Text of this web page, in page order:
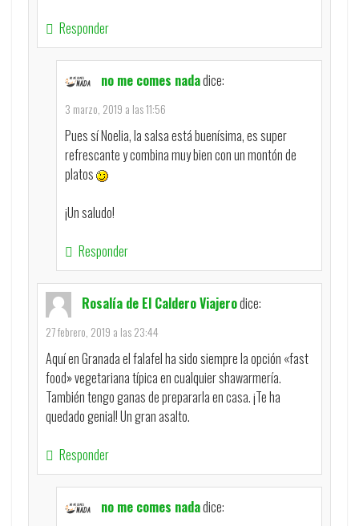
Responder
no me comes nadadice:
3 marzo, 2019 a las 11:56
Pues sí Noelia, la salsa está buenísima, es super
refrescante y combina muy bien con un montón de
platos
¡Un saludo!
Responder
Rosalía de El Caldero Viajerodice:
27 febrero, 2019 a las 23:44
Aquí en Granada el falafel ha sido siempre la opción «fast
food» vegetariana típica en cualquier shawarmería.
También tengo ganas de prepararla en casa. ¡Te ha
quedado genial! Un gran asalto.
Responder
no me comes nadadice: